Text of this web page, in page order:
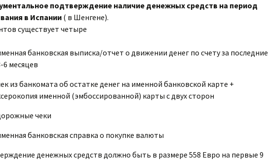
подтверждение наличие денежных средств на период
в Испании ( в Шенгене).
существует четыре
банковская выписка/отчет о движении денег по счету за последние
6 месяцев
из банкомата об остатке денег на именной банковской карте +
именной (эмбоссированной) карты с двух сторон
чеки
банковская справка о покупке валюты
денежных средств должно быть в размере 558 Евро на первые 9